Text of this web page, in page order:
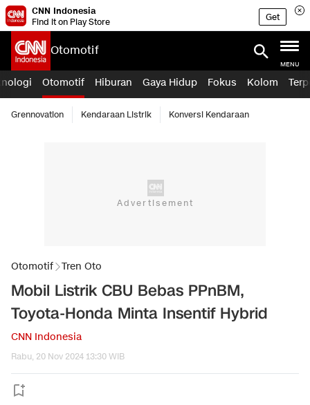
CNN Indonesia
Find it on Play Store
Get
Otomotif
MENU
Otomotif Hiburan Gaya Hidup Fokus Kolom
Grennovation Kendaraan Listrik Konversi Kendaraan
Otomotif Tren Oto
Mobil Listrik CBU Bebas PPnBM,
Toyota-Honda Minta Insentif Hybrid
CNN Indonesia
Rabu, 20 Nov 2024 13:30 WIB